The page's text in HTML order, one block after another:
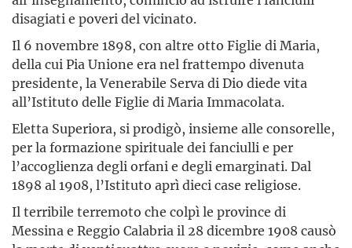
disagiati e poveri del vicinato.
Il 6 novembre 1898, con altre otto Figlie di Maria,
della cui Pia Unione era nel frattempo divenuta
presidente, la Venerabile Serva di Dio diede vita
all’Istituto delle Figlie di Maria Immacolata.
Eletta Superiora, si prodigò, insieme alle consorelle,
per la formazione spirituale dei fanciulli e per
l’accoglienza degli orfani e degli emarginati. Dal
1898 al 1908, l’Istituto aprì dieci case religiose.
Il terribile terremoto che colpì le province di
Messina e Reggio Calabria il 28 dicembre 1908 causò